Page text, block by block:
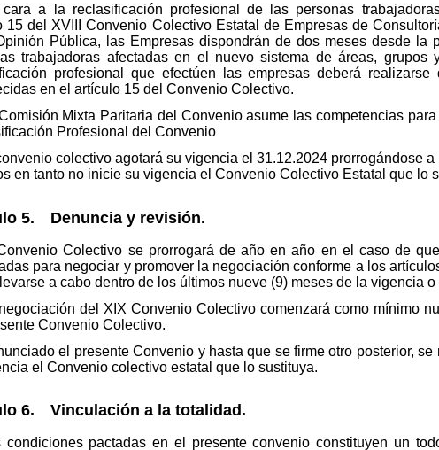
cara a la reclasificación profesional de las personas
15 del XVIII Convenio Colectivo Estatal de Empresas de
Pública, las Empresas dispondrán de dos meses desde
trabajadoras afectadas en el nuevo sistema de áreas,
profesional que efectúen las empresas deberá
en el artículo 15 del Convenio Colectivo.
Mixta Paritaria del Convenio asume las competencias
Profesional del Convenio
colectivo agotará su vigencia el 31.12.2024 prorrogándose
en tanto no inicie su vigencia el Convenio Colectivo Estatal que lo
5. Denuncia y revisión.
Colectivo se prorrogará de año en año en el caso de
para negociar y promover la negociación conforme a los
a cabo dentro de los últimos nueve (9) meses de la vigencia
del XIX Convenio Colectivo comenzará como mínimo
Convenio Colectivo.
el presente Convenio y hasta que se firme otro posterior,
el Convenio colectivo estatal que lo sustituya.
6. Vinculación a la totalidad.
condiciones pactadas en el presente convenio constituyen un